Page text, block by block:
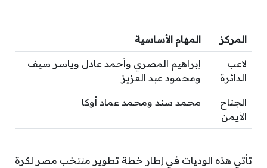
المركز المهام الأساسية
لاعب
الدائرة
إبراهيم المصري وأحمد عادل وياسر سيف
ومحمود عبد العزيز
الجناح
الأيمن
محمد سند ومحمد عماد أوكا
تأتي هذه الوديات في إطار خطة تطوير منتخب مصر لكرة